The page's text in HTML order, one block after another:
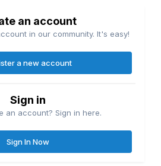
an account
in our community. It's easy!
a new account
Sign in
an account? Sign in here.
Sign In Now